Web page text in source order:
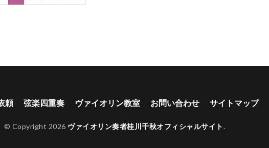
頼 弦楽四重奏 ヴァイオリン教室 お問い合わせ サイトマップ
© Copyright 2026 ヴァイオリン奏者桂川千秋オフィシャルサイト.